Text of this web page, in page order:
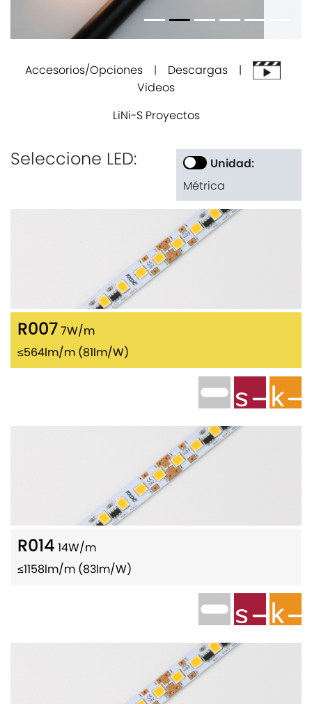
Accesorios/Opciones| Descargas |
Videos
LiNi-S Proyectos
Seleccione LED:
Unidad:
Métrica
R0077W/m
≤564lm/m (81lm/W)
R014 14W/m
≤1158lm/m (83lm/W)